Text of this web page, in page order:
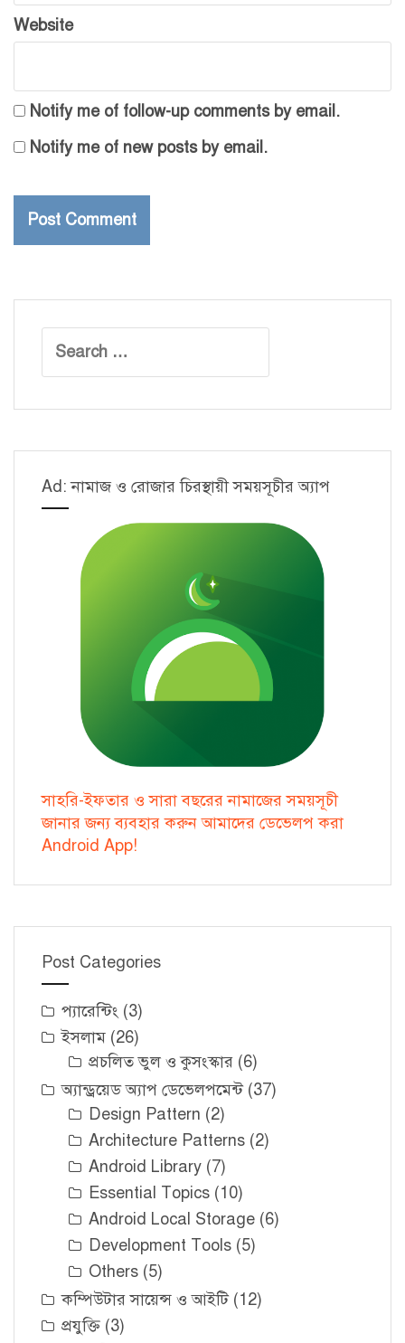
Website
Notify me of follow-up comments by email.
Notify me of new posts by email.
for:
Ad: নামাজ ও রোজার চিরস্থায়ী সময়সূচীর অ্যাপ
সাহরি-ইফতার ও সারা বছরের নামাজের সময়সূচী
জানার জন্য ব্যবহার করুন আমাদের ডেভেলপ করা
Android App!
Post Categories
প্যারেন্টিং (3)
ইসলাম (26)
প্রচলিত ভুল ও কুসংস্কার (6)
অ্যান্ড্রয়েড অ্যাপ ডেভেলপমেন্ট(37)
Design Pattern (2)
Architecture Patterns (2)
Android Library (7)
Essential Topics (10)
Android Local Storage (6)
Development Tools (5)
Others (5)
কম্পিউটার সায়েন্স ও আইটি(12)
প্রযুক্তি (3)